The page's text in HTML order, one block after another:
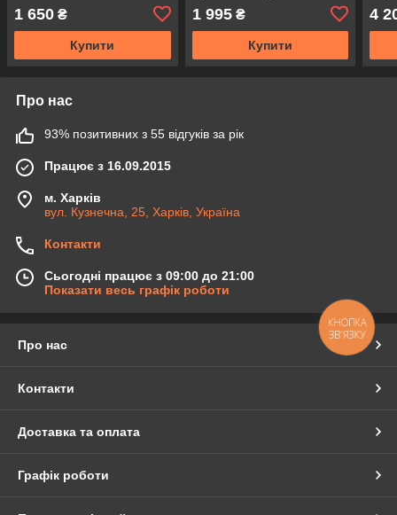
УФ-стійка, механічно
міцна, -35°C до +80
1 650 ₴
Купити
1 995₴
Купити
4
Про нас
93% позитивних з 55 відгуків за рік
Працює з 16.09.2015
м. Харків
вул. Кузнечна, 25, Харків, Україна
Контакти
Сьогодні працює з 09:00 до 21:00
Показати весь графік роботи
Про нас
Контакти
Доставка та оплата
Графік роботи
КНОПКА
ЗВ'ЯЗКУ